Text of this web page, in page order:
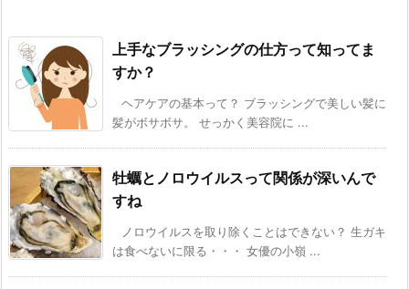
上手なブラッシングの仕方って知ってま
すか？
ヘアケアの基本って？ ブラッシングで美しい髪に
髪がボサボサ。 せっかく美容院に ...
牡蠣とノロウイルスって関係が深いんで
すね
ノロウイルスを取り除くことはできない？ 生ガキ
は食べないに限る・・・ 女優の小嶺 ...